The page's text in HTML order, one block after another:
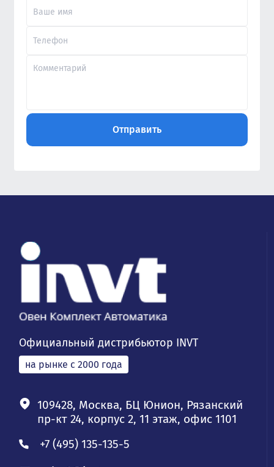
Официальный дистрибьютор INVT
на рынке с 2000 года
109428, Москва, БЦ Юнион, Рязанский
пр-кт 24, корпус 2, 11 этаж, офис 1101
+7 (495) 135-135-5